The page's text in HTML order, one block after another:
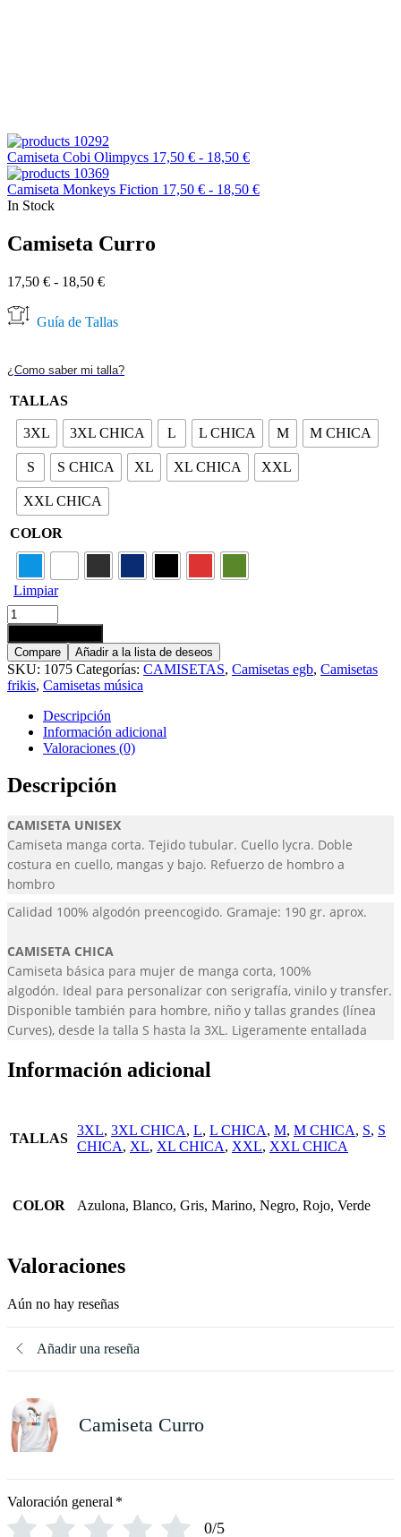
Camiseta Cobi Olimpycs 17,50 € - 18,50 €Rango
precios:
Camiseta Monkeys Fiction 17,50 € - 18,50 €Rango
In Stock
Camiseta Curro
17,50 € - 18,50 €Rango
desde
18,50 €
Guía de Tallas
¿Como saber mi talla?
TALLAS
3XL 3XL CHICA L L CHICA M M CHICA
S S CHICA XL XL CHICA XXL
XXL CHICA
COLOR
Limpiar
Camiseta
Curro
cantidad
Compare
Añadir a la lista de deseos
SKU: 1075 Categorías: CAMISETAS, Camisetas egb, Camisetas
frikis, Camisetas música
Descripción
Información adicional
Valoraciones (0)
Descripción
CAMISETA UNISEX
Camiseta manga corta. Tejido tubular. Cuello lycra. Doble
costura en cuello, mangas y bajo. Refuerzo de hombro a
hombro
Calidad 100% algodón preencogido. Gramaje: 190 gr. aprox.
CAMISETA CHICA
Camiseta básica para mujer de manga corta, 100%
algodón. Ideal para personalizar con serigrafía, vinilo y transfer.
Disponible también para hombre, niño y tallas grandes (línea
Curves), desde la talla S hasta la 3XL. Ligeramente entallada
Información adicional
TALLAS
3XL, 3XL CHICA, L, L CHICA, M, M CHICA, S, S
CHICA, XL, XL CHICA, XXL, XXL CHICA
COLOR Azulona, Blanco, Gris, Marino, Negro, Rojo, Verde
Valoraciones
Aún no hay reseñas
Añadir una reseña
Camiseta Curro
Valoración general *
0/5